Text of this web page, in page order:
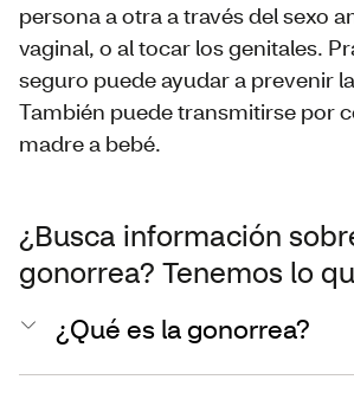
persona a otra a través del sexo
vaginal, o al tocar los genitales.
seguro puede ayudar a prevenir
También puede transmitirse por
madre a bebé.
¿Busca información
gonorrea? Tenemos lo
¿Qué es la gonorrea?